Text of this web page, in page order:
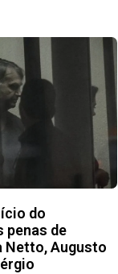
do
penas de
Netto, Augusto